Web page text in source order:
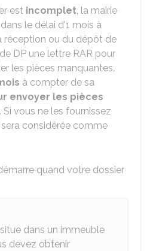
est incomplet, la mairie
le délai d'1 mois à
réception ou du dépôt de
DP une lettre RAR pour
les pièces manquantes.
à compter de sa
envoyer les pièces
. Si vous ne les fournissez
considérée comme
quand votre dossier
dans un immeuble
devez obtenir